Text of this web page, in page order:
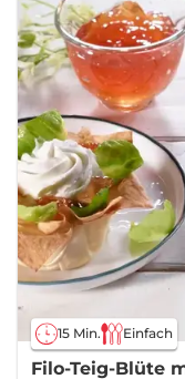
15 Min. Einfach
Filo-Teig-Blüte